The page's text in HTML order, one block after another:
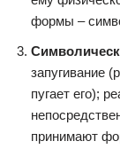
формы –
запугивание
пугает его);
принимают